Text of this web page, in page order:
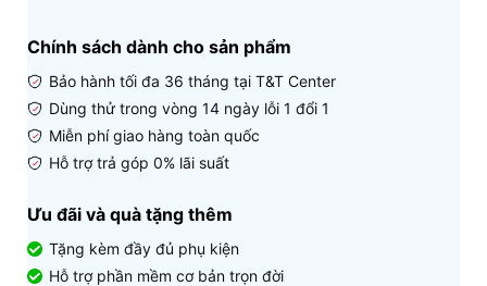
Chính sách dành cho sản phẩm
Bảo hành tối đa 36 tháng tại T&T Center
Dùng thử trong vòng 14 ngày lỗi 1 đổi 1
Miễn phí giao hàng toàn quốc
Hỗ trợ trả góp 0% lãi suất
Ưu đãi và quà tặng thêm
Tặng kèm đầy đủ phụ kiện
Hỗ trợ phần mềm cơ bản trọn đời